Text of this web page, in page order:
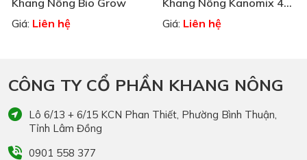
Khang Nông Bio Grow
Giá: Liên hệ
Khang Nông Kanomix 4-
2-3-Ca-Mg
Giá: Liên hệ
CÔNG TY CỔ PHẦN KHANG NÔNG
Lô 6/13 + 6/15 KCN Phan Thiết, Phường Bình Thuận,
Tỉnh Lâm Đồng
0901 558 377